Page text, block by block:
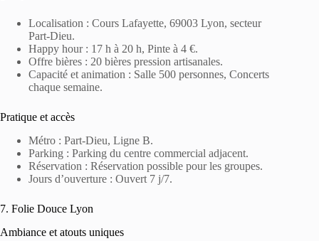
Localisation : Cours Lafayette, 69003 Lyon, secteur
Part-Dieu.
Happy hour : 17 h à 20 h, Pinte à 4 €.
Offre bières : 20 bières pression artisanales.
Capacité et animation : Salle 500 personnes, Concerts
chaque semaine.
Pratique et accès
Métro : Part-Dieu, Ligne B.
Parking : Parking du centre commercial adjacent.
Réservation : Réservation possible pour les groupes.
Jours d’ouverture : Ouvert 7 j/7.
7. Folie Douce Lyon
Ambiance et atouts uniques